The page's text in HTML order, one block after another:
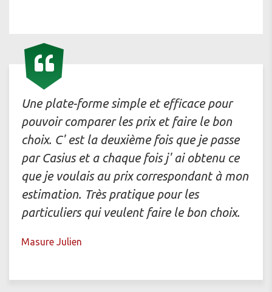
Une plate-forme simple et efficace pour
pouvoir comparer les prix et faire le bon
choix. C' est la deuxième fois que je passe
par Casius et a chaque fois j' ai obtenu ce
que je voulais au prix correspondant à mon
estimation. Très pratique pour les
particuliers qui veulent faire le bon choix.
Masure Julien